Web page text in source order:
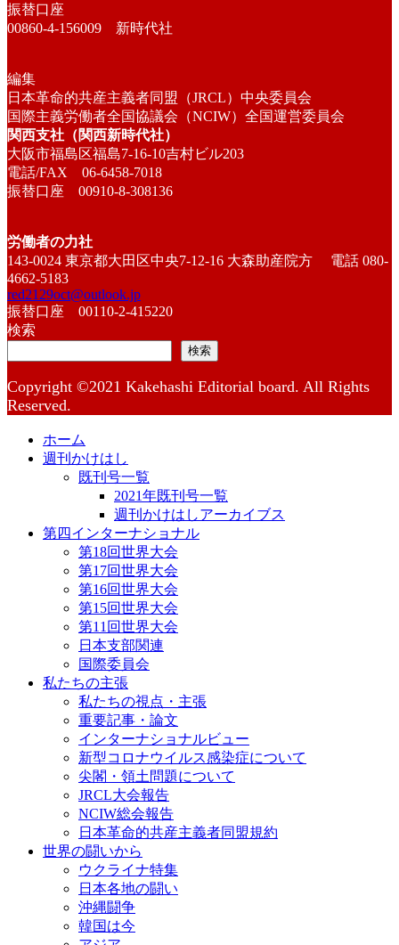
振替口座
00860-4-156009 新時代社
編集
日本革命的共産主義者同盟（JRCL）中央委員会
国際主義労働者全国協議会（NCIW）全国運営委員会
関西支社（関西新時代社）
大阪市福島区福島7-16-10吉村ビル203
電話/FAX 06-6458-7018
振替口座 00910-8-308136
労働者の力社
143-0024 東京都大田区中央7-12-16 大森助産院方 電話 080-
4662-5183
red2129oct@outlook.jp
振替口座 00110-2-415220
検索
検索
Copyright ©2021 Kakehashi Editorial board. All Rights
Reserved.
ホーム
週刊かけはし
既刊号一覧
2021年既刊号一覧
週刊かけはしアーカイブス
第四インターナショナル
第18回世界大会
第17回世界大会
第16回世界大会
第15回世界大会
第11回世界大会
日本支部関連
国際委員会
私たちの主張
私たちの視点・主張
重要記事・論文
インターナショナルビュー
新型コロナウイルス感染症について
尖閣・領土問題について
JRCL大会報告
NCIW総会報告
日本革命的共産主義者同盟規約
世界の闘いから
ウクライナ特集
日本各地の闘い
沖縄闘争
韓国は今